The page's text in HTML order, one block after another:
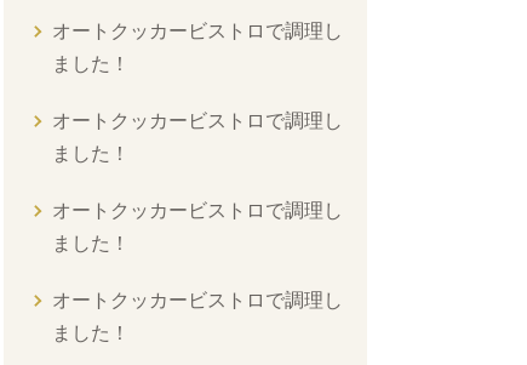
オートクッカービストロで調理し
ました！
オートクッカービストロで調理し
ました！
オートクッカービストロで調理し
ました！
オートクッカービストロで調理し
ました！